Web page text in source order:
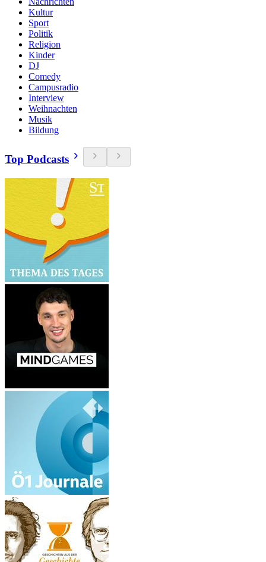
Kultur
Sport
Politik
Religion
Kinder
DJ
Comedy
Campusradio
Interview
Weihnachten
Musik
Bildung
Top Podcasts